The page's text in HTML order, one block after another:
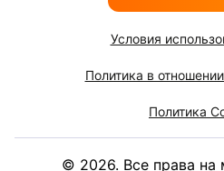
Условия
Политика в
Политика
© 2026. Все права на